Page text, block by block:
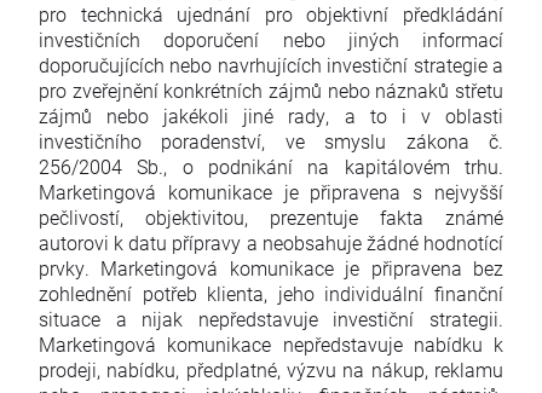
pro technická ujednání pro objektivní předkládání
investičních doporučení nebo jiných informací
doporučujících nebo navrhujících investiční strategie a
pro zveřejnění konkrétních zájmů nebo náznaků střetu
zájmů nebo jakékoli jiné rady, a to i v oblasti
investičního poradenství, ve smyslu zákona č.
256/2004 Sb., o podnikání na kapitálovém trhu.
Marketingová komunikace je připravena s nejvyšší
pečlivostí, objektivitou, prezentuje fakta známé
autorovi k datu přípravy a neobsahuje žádné hodnotící
prvky. Marketingová komunikace je připravena bez
zohlednění potřeb klienta, jeho individuální finanční
situace a nijak nepředstavuje investiční strategii.
Marketingová komunikace nepředstavuje nabídku k
prodeji, nabídku, předplatné, výzvu na nákup, reklamu